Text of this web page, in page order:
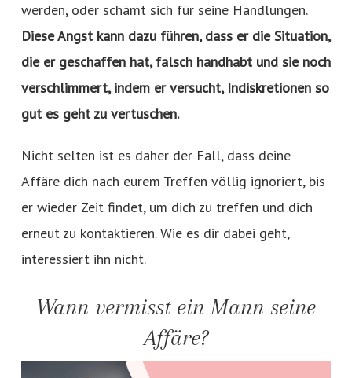
werden, oder schämt sich für seine Handlungen.
Diese Angst kann dazu führen, dass er die Situation,
die er geschaffen hat, falsch handhabt und sie noch
verschlimmert, indem er versucht, Indiskretionen so
gut es geht zu vertuschen.
Nicht selten ist es daher der Fall, dass deine
Affäre dich nach eurem Treffen völlig ignoriert, bis
er wieder Zeit findet, um dich zu treffen und dich
erneut zu kontaktieren. Wie es dir dabei geht,
interessiert ihn nicht.
Wann vermisst ein Mann seine
Affäre?